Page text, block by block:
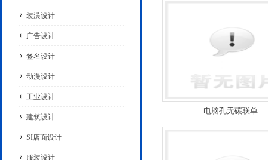
装潢设计
广告设计
签名设计
动漫设计
工业设计
建筑设计
SI店面设计
服装设计
电脑孔无碳联单